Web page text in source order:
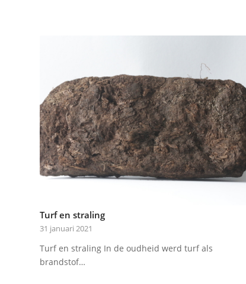
Turf en straling
31 januari 2021
Turf en straling In de oudheid werd turf als
brandstof…